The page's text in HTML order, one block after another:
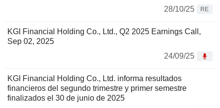
28/10/25
RE
KGI Financial Holding Co., Ltd., Q2 2025 Earnings Call,
Sep 02, 2025
24/09/25
KGI Financial Holding Co., Ltd. informa resultados
financieros del segundo trimestre y primer semestre
finalizados el 30 de junio de 2025